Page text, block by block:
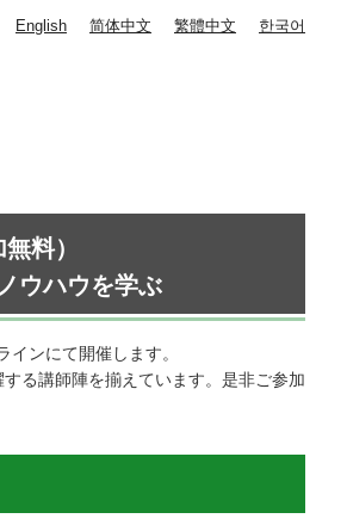
English 简体中文 繁體中文 한국어
料）
ウハウを学ぶ
ンにて開催します。
る講師陣を揃えています。是非ご参加